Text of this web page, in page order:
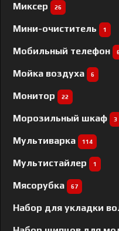
Миксер 26
Мини-очиститель 1
Мобильный телефон
Мойка воздуха 6
Монитор 22
Морозильный шкаф 3
Мультиварка 114
Мультистайлер 1
Мясорубка 67
Набор для укладки